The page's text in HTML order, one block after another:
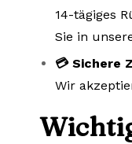
14-tägiges
Sie in
💳 Sichere
Wir